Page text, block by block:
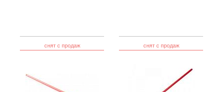
снят с продаж снят с продаж